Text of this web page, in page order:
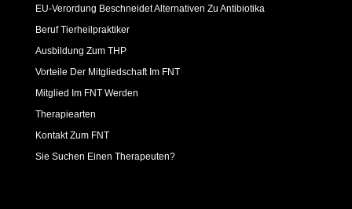
EU-Verordung Beschneidet Alternativen Zu Antibiotika
Beruf Tierheilpraktiker
Ausbildung Zum THP
Vorteile Der Mitgliedschaft Im FNT
Mitglied Im FNT Werden
Therapiearten
Kontakt Zum FNT
Sie Suchen Einen Therapeuten?